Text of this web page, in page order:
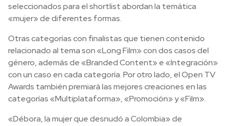
seleccionados para el shortlist abordan la temática
«mujer» de diferentes formas.
Otras categorías con finalistas que tienen contenido
relacionado al tema son «Long Film» con dos casos del
género, además de «Branded Content» e «Integración»
con un caso en cada categoría. Por otro lado, el Open TV
Awards también premiará las mejores creaciones en las
categorías «Multiplataforma», «Promoción» y «Film».
«Débora, la mujer que desnudó a Colombia» de